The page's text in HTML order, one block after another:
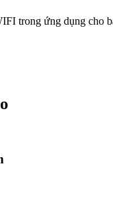
trong ứng dụng cho